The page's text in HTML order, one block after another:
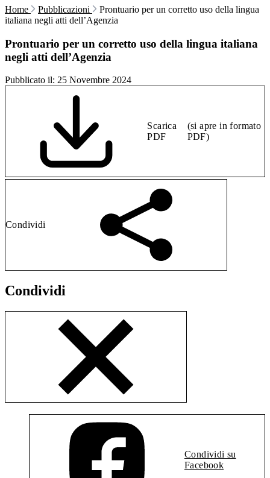
Home Pubblicazioni
Prontuario per un corretto uso della lingua
italiana negli atti dell’Agenzia
Prontuario per un corretto uso della lingua italiana
negli atti dell’Agenzia
Pubblicato il: 25 Novembre 2024
Scarica
PDF
(si apre in formato
PDF)
Condividi
Condividi
Condividi su
Facebook